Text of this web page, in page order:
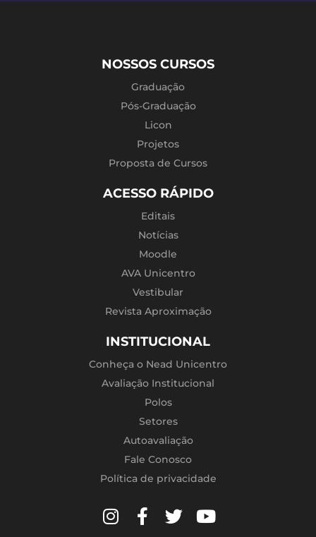
NOSSOS CURSOS
Graduação
Pós-Graduação
Licon
Projetos
Proposta de Cursos
ACESSO RÁPIDO
Editais
Notícias
Moodle
AVA Unicentro
Vestibular
Revista Aproximação
INSTITUCIONAL
Conheça o Nead Unicentro
Avaliação Institucional
Polos
Setores
Autoavaliação
Fale Conosco
Política de privacidade